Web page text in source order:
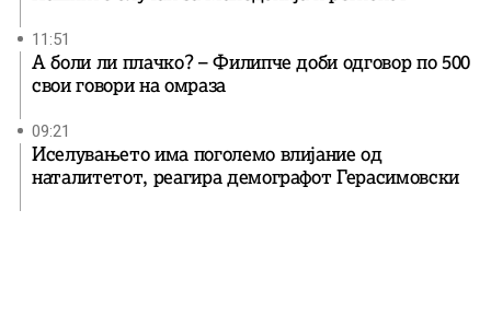
11:51
А боли ли плачко? – Филипче доби одговор по 500
свои говори на омраза
09:21
Иселувањето има поголемо влијание од
наталитетот, реагира демографот Герасимовски